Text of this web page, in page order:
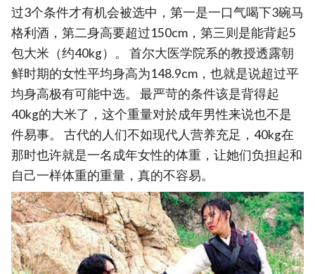
过3个条件才有机会被选中，第一是一口气喝下3碗马
格利酒，第二身高要超过150cm，第三则是能背起5
包大米（约40kg）。 首尔大医学院系的教授透露朝
鲜时期的女性平均身高为148.9cm，也就是说超过平
均身高极有可能中选。 最严苛的条件该是背得起
40kg的大米了，这个重量对於成年男性来说也不是
件易事。 古代的人们不如现代人营养充足，40kg在
那时也许就是一名成年女性的体重，让她们负担起和
自己一样体重的重量，真的不容易。